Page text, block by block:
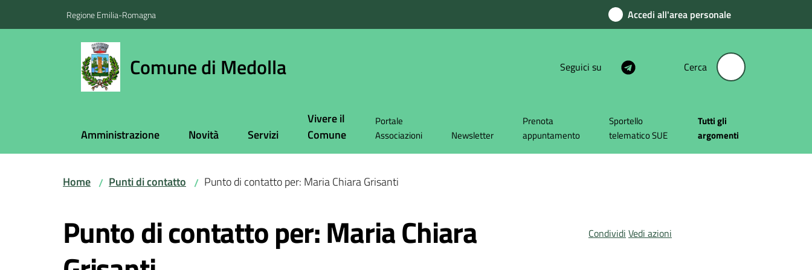
Regione Emilia-Romagna Accedi all'area personale
Comune di Medolla Seguici su Cerca
Amministrazione Novità Servizi
Vivere il
Comune
Portale
Associazioni
Newsletter
Prenota
appuntamento
Sportello
telematico SUE
Tutti gli
argomenti
Home / Punti di contatto / Punto di contatto per: Maria Chiara Grisanti
Punto di contatto per: Maria Chiara
Condividi Vedi azioni